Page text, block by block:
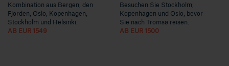
Kombination aus Bergen, den
Fjorden, Oslo, Kopenhagen,
Stockholm und Helsinki.
AB EUR 1549
Besuchen Sie Stockholm,
Kopenhagen und Oslo, bevor
Sie nach Tromsø reisen.
AB EUR 1500